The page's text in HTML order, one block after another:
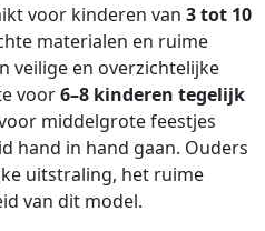
voor kinderen van 3 tot 10
materialen en ruime
veilige en overzichtelijke
voor6–8 kinderen tegelijk
middelgrote feestjes
hand in hand gaan. Ouders
uitstraling, het ruime
van dit model.